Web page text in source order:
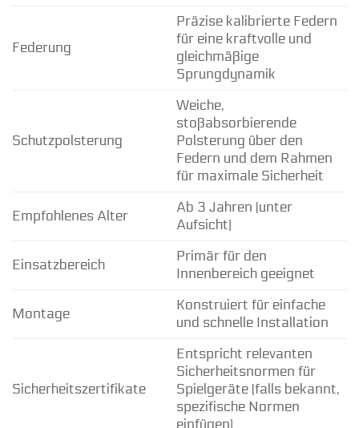
Federung
Präzise kalibrierte Federn
für eine kraftvolle und
gleichmäßige
Sprungdynamik
Schutzpolsterung
Weiche,
stoßabsorbierende
Polsterung über den
Federn und dem Rahmen
für maximale Sicherheit
Empfohlenes Alter
Ab 3 Jahren (unter
Aufsicht)
Einsatzbereich
Primär für den
Innenbereich geeignet
Montage
Konstruiert für einfache
und schnelle Installation
Sicherheitszertifikate
Entspricht relevanten
Sicherheitsnormen für
Spielgeräte (falls bekannt,
spezifische Normen